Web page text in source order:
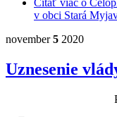
v obci Stará
november5 2020
Uznesenie